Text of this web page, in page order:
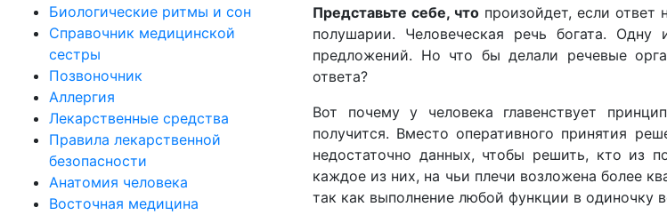
Биологические ритмы и сон
Справочник медицинской
сестры
Позвоночник
Аллергия
Лекарственные средства
Правила лекарственной
безопасности
Aнатомия человека
Восточная медицина
Представьте себе, чтопроизойдет, если ответ
полушарии. Человеческая речь богата.
предложений. Но что бы делали речевые
ответа?
Вот почему у человека главенствует
получится. Вместо оперативного принятия
недостаточно данных, чтобы решить, кто из
каждое из них, на чьи плечи возложена более
так как выполнение любой функции в одиночку